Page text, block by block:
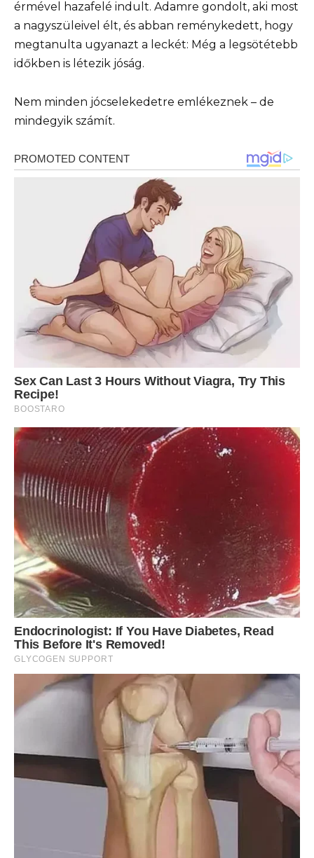
érmével hazafelé indult. Adamre gondolt, aki most
a nagyszüleivel élt, és abban reménykedett, hogy
megtanulta ugyanazt a leckét: Még a legsötétebb
időkben is létezik jóság.
Nem minden jócselekedetre emlékeznek – de
mindegyik számít.